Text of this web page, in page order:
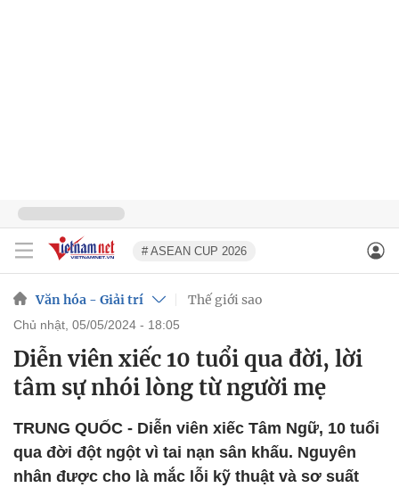
# ASEAN CUP 2026
Văn hóa - Giải trí Thế giới sao
chủ nhật, 05/05/2024 - 18:05
Diễn viên xiếc 10 tuổi qua đời, lời
tâm sự nhói lòng từ người mẹ
TRUNG QUỐC - Diễn viên xiếc Tâm Ngữ, 10 tuổi
qua đời đột ngột vì tai nạn sân khấu. Nguyên
nhân được cho là mắc lỗi kỹ thuật và sơ suất